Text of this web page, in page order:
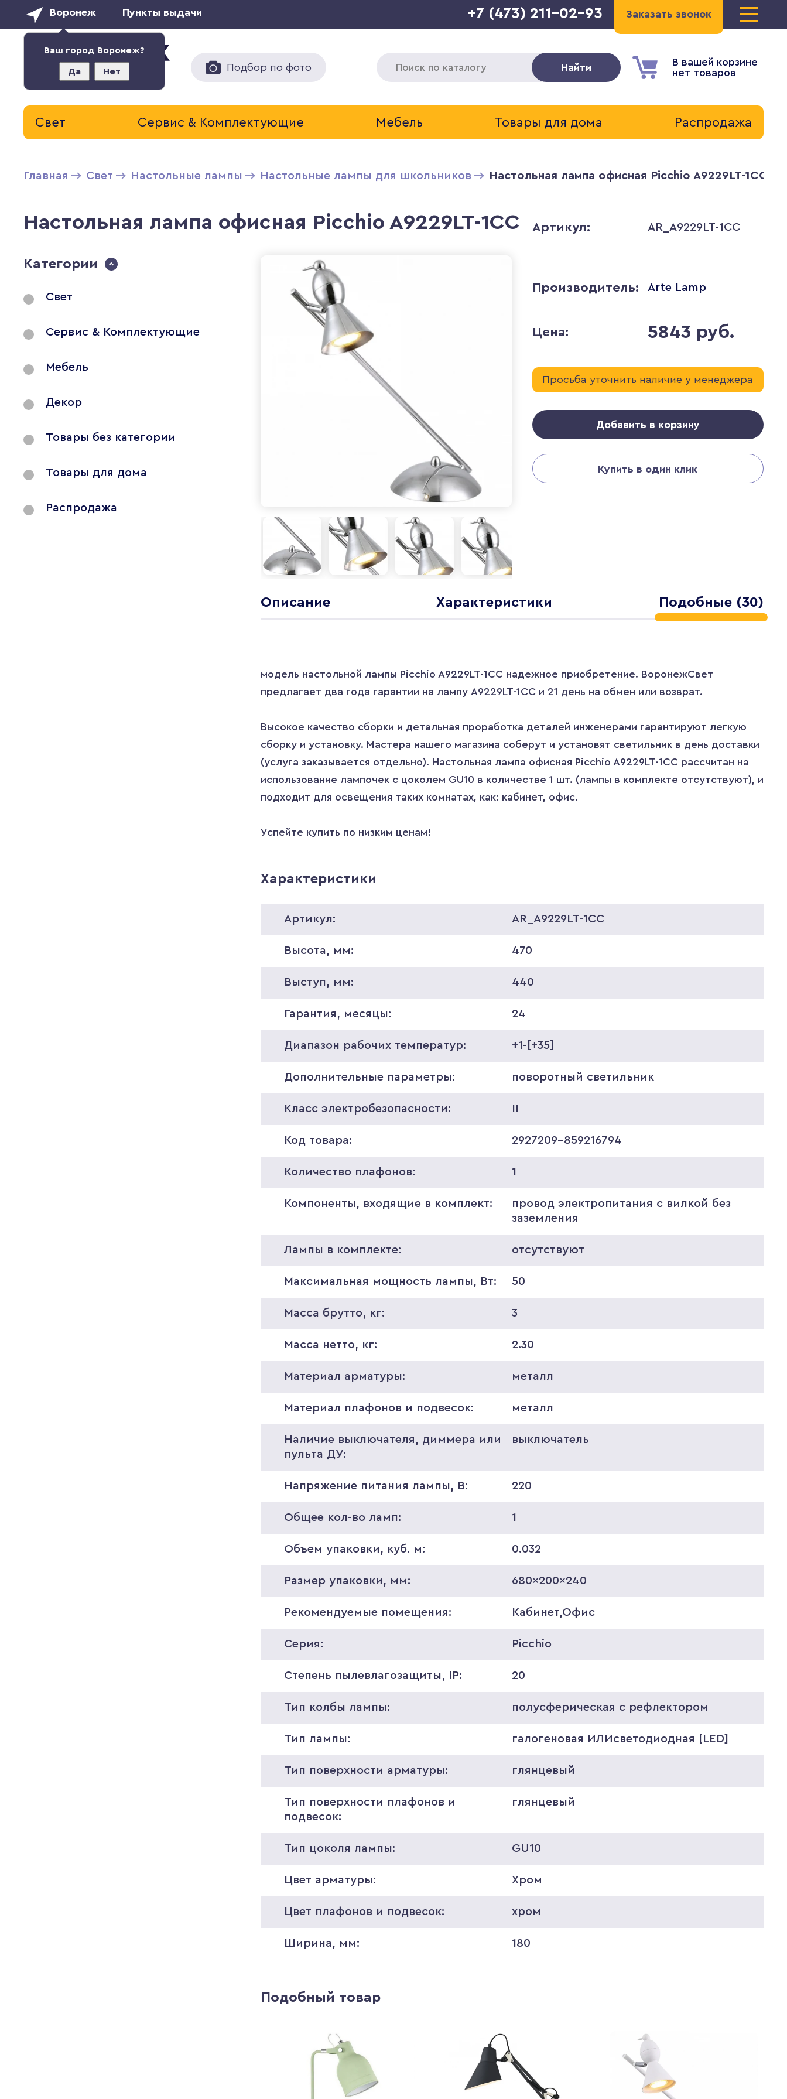
Воронеж
Ваш город Воронеж?
Да Нет
Пункты выдачи Заказать звонок
+7 (473) 211-02-93
Подбор по фото
В вашей корзине
нет товаров
Найти
Свет Сервис & Комплектующие Мебель Товары для дома Распродажа
Главная Свет Настольные лампы Настольные лампы для школьников Настольная лампа офисная Picchio A9229LT-1CC
Настольная лампа офисная Picchio A9229LT-1CC
Категории
Свет
Сервис & Комплектующие
Мебель
Декор
Товары без категории
Товары для дома
Распродажа
Артикул: AR_A9229LT-1CC
Производитель: Arte Lamp
Цена: 5843 руб.
Просьба уточнить наличие у менеджера
Добавить в корзину
Купить в один клик
Описание Характеристики Подобные (30)
модель настольной лампы Picchio A9229LT-1CC надежное приобретение. ВоронежСвет
предлагает два года гарантии на лампу A9229LT-1CC и 21 день на обмен или возврат.
Высокое качество сборки и детальная проработка деталей инженерами гарантируют легкую
сборку и установку. Мастера нашего магазина соберут и установят светильник в день доставки
(услуга заказывается отдельно). Настольная лампа офисная Picchio A9229LT-1CC рассчитан на
использование лампочек с цоколем GU10 в количестве 1 шт. (лампы в комплекте отсутствуют), и
подходит для освещения таких комнатах, как: кабинет, офис.
Успейте купить по низким ценам!
Характеристики
Артикул: AR_A9229LT-1CC
Высота, мм: 470
Выступ, мм: 440
Гарантия, месяцы: 24
Диапазон рабочих температур: +1-[+35]
Дополнительные параметры: поворотный светильник
Класс электробезопасности: II
Код товара: 2927209-859216794
Количество плафонов: 1
Компоненты, входящие в комплект:
провод электропитания с вилкой без
заземления
Лампы в комплекте: отсутствуют
Максимальная мощность лампы, Вт: 50
Масса брутто, кг: 3
Масса нетто, кг: 2.30
Материал арматуры: металл
Материал плафонов и подвесок: металл
Наличие выключателя, диммера или
пульта ДУ:
выключатель
Напряжение питания лампы, В: 220
Общее кол-во ламп: 1
Объем упаковки, куб. м: 0.032
Размер упаковки, мм: 680x200x240
Рекомендуемые помещения: Кабинет,Офис
Серия: Picchio
Степень пылевлагозащиты, IP: 20
Тип колбы лампы: полусферическая с рефлектором
Тип лампы: галогеновая ИЛИсветодиодная [LED]
Тип поверхности арматуры: глянцевый
Тип поверхности плафонов и
подвесок:
глянцевый
Тип цоколя лампы: GU10
Цвет арматуры: Хром
Цвет плафонов и подвесок: хром
Ширина, мм: 180
Подобный товар